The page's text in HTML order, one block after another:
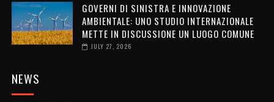
GOVERNI DI SINISTRA E INNOVAZIONE
AMBIENTALE: UNO STUDIO INTERNAZIONALE
METTE IN DISCUSSIONE UN LUOGO COMUNE
JULY 27, 2026
NEWS